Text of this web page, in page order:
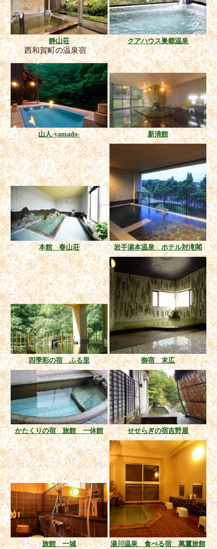
静山荘 クアハウス巣郷温泉
西和賀町の温泉宿
山人-yamado- 新清館
本館 春山荘 岩手湯本温泉 ホテル対滝閣
四季彩の宿 ふる里 御宿 末広
かたくりの宿 旅館 一休館 せせらぎの宿吉野屋
旅館 一城 湯川温泉 食べる宿 萬鷹旅館